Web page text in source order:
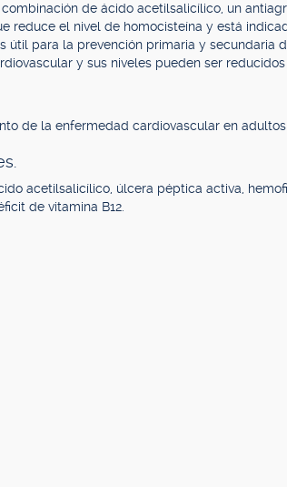
combinación de ácido acetilsalicílico, un
reduce el nivel de homocisteína y está
útil para la prevención primaria y secundaria
y sus niveles pueden ser
de la enfermedad cardiovascular en
acetilsalicílico, úlcera péptica activa,
de vitamina B12.